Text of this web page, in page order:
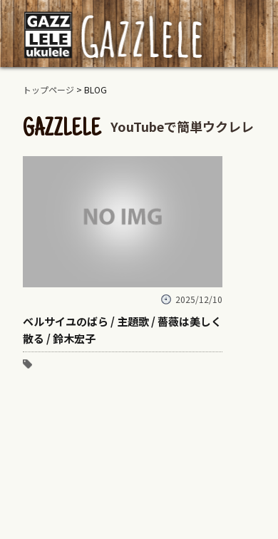
トップページ > BLOG
GAZZLELE YouTubeで簡単ウクレレ
2025/12/10
ベルサイユのばら / 主題歌 / 薔薇は美しく
散る / 鈴木宏子